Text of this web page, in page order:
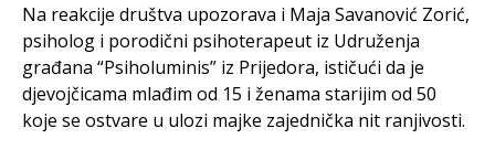
Na reakcije društva upozorava i Maja Savanović Zorić,
psiholog i porodični psihoterapeut iz Udruženja
građana “Psiholuminis” iz Prijedora, ističući da je
djevojčicama mlađim od 15 i ženama starijim od 50
koje se ostvare u ulozi majke zajednička nit ranjivosti.